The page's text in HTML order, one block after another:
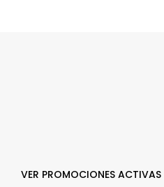
VER PROMOCIONES ACTIVAS